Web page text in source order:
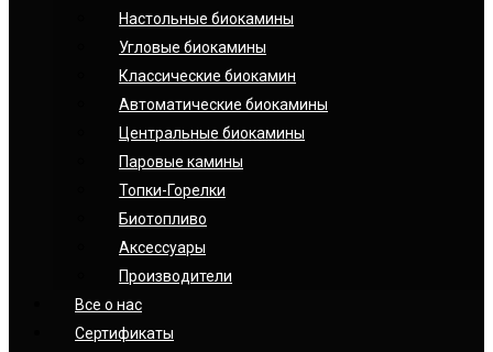
Настoльные биокамины
Угловые биокамины
Классические биокамин
Автоматические биокамины
Центральные биокамины
Паровые камины
Топки-Горелки
Биотопливо
Аксессуары
Производители
Все о нас
Сертификаты